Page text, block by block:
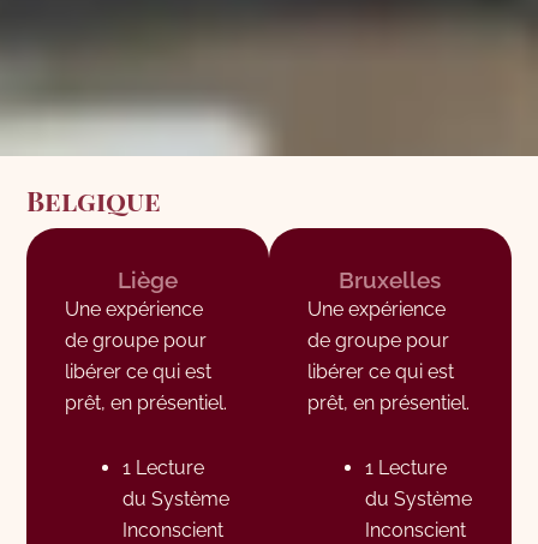
Belgique
Liège
Une expérience
de groupe pour
libérer ce qui est
prêt, en présentiel.
1 Lecture
du Système
Inconscient
Bruxelles
Une expérience
de groupe pour
libérer ce qui est
prêt, en présentiel.
1 Lecture
du Système
Inconscient